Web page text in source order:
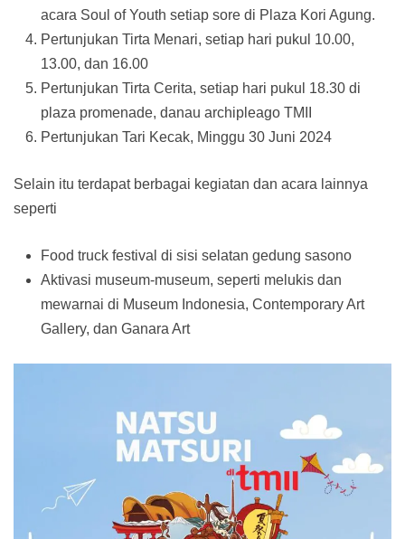
acara Soul of Youth setiap sore di Plaza Kori Agung.
Pertunjukan Tirta Menari, setiap hari pukul 10.00,
13.00, dan 16.00
Pertunjukan Tirta Cerita, setiap hari pukul 18.30 di
plaza promenade, danau archipleago TMII
Pertunjukan Tari Kecak, Minggu 30 Juni 2024
Selain itu terdapat berbagai kegiatan dan acara lainnya
seperti
Food truck festival di sisi selatan gedung sasono
Aktivasi museum-museum, seperti melukis dan
mewarnai di Museum Indonesia, Contemporary Art
Gallery, dan Ganara Art